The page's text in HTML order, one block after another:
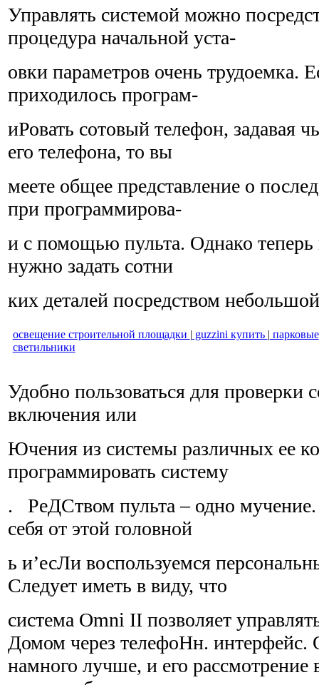
Управлять системой можно
процедура начальной уста-
овки параметров очень трудоемка.
приходилось програм-
иРовать сотовый телефон, задавая
его телефона, то вы
меете общее представление о
при программирова-
и с помощью пульта. Однако теперь
нужно задать сотни
ких деталей посредством
освещение строительной площадки | guzzini купить | парковые
светильники
Удобно пользоваться для проверки
включения или
Ючения из системы различных ее
программировать систему
. РеДСтвом пульта – одно
себя от этой головной
ь и’есЛи воспользуемся
Следует иметь в виду, что
система Omni II позволяет
Домом через телефоНн. интерфейс.
намного лучше, и его